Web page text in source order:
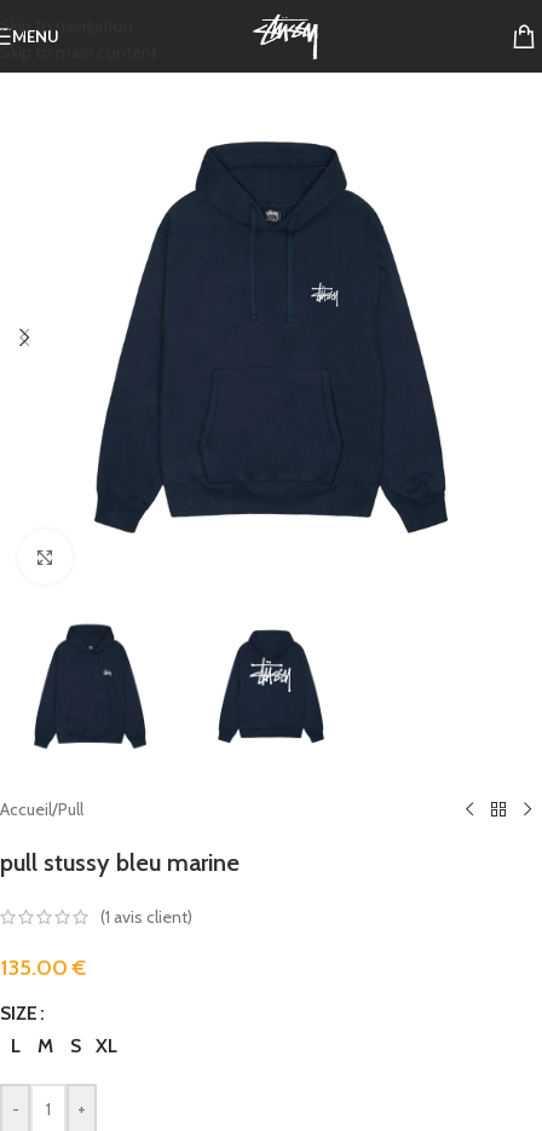
Skip to navigation
Skip to main content
MENU
Accueil/Pull
pull stussy bleu marine
(1 avis client)
135.00€
SIZE
L
M S XL
- +